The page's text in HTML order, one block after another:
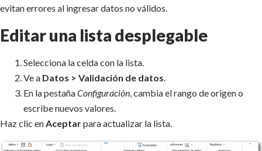
evitan errores al ingresar datos no válidos.
Editar una lista desplegable
Selecciona la celda con la lista.
Ve a Datos > Validación de datos.
En la pestañaConfiguración, cambia el rango de origen o
escribe nuevos valores.
Haz clic enAceptarpara actualizar la lista.